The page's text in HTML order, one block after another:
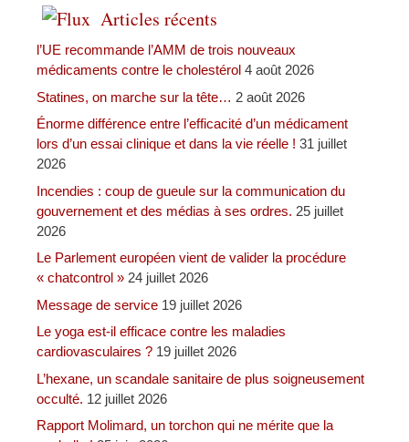
Articles récents
l’UE recommande l’AMM de trois nouveaux
médicaments contre le cholestérol 4 août 2026
Statines, on marche sur la tête… 2 août 2026
Énorme différence entre l’efficacité d’un médicament
lors d’un essai clinique et dans la vie réelle ! 31 juillet
2026
Incendies : coup de gueule sur la communication du
gouvernement et des médias à ses ordres. 25 juillet
2026
Le Parlement européen vient de valider la procédure
« chatcontrol » 24 juillet 2026
Message de service 19 juillet 2026
Le yoga est-il efficace contre les maladies
cardiovasculaires ? 19 juillet 2026
L’hexane, un scandale sanitaire de plus soigneusement
occulté. 12 juillet 2026
Rapport Molimard, un torchon qui ne mérite que la